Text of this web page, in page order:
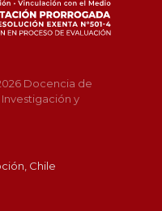
Docencia de
y
Chile